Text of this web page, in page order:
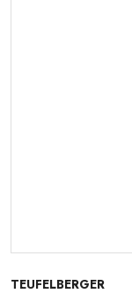
TEUFELBERGER